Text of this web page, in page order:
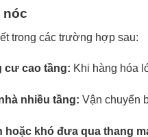
nóc
trong các trường hợp sau:
cư cao tầng: Khi hàng hóa
nhiều tầng: Vận chuyển
hoặc khó đưa qua thang